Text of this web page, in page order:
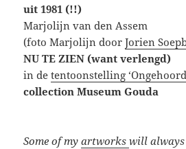
uit 1981 (!!)
Marjolijn van den Assem
(foto Marjolijn doorJorien
NU TE ZIEN (want verlengd)
in detentoonstelling
collection Museum Gouda
Some of myartworkswill always